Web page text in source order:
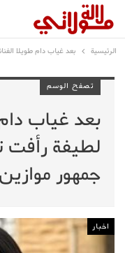
الرئيسية بعد غياب دام طويلا
تصفح الوسم
بعد غياب
لطيفة رأفت
جمهور موازين
اخبار